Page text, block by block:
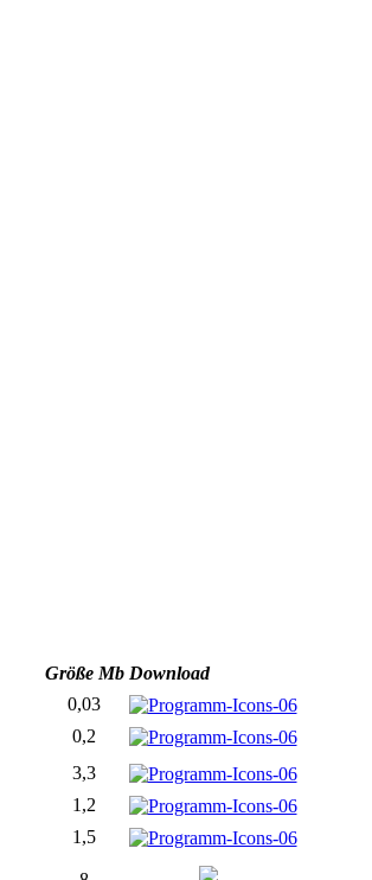
Größe Mb Download
0,03
0,2
3,3
1,2
1,5